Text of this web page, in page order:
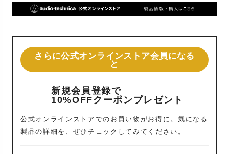
さらに公式オンラインストア会員になる
と
新規会員登録で
10%OFFクーポンプレゼント
公式オンラインストアでのお買い物がお得に。気になる
製品の詳細を、ぜひチェックしてみてください。